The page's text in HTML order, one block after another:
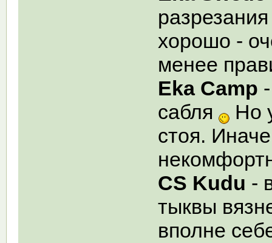
хорошо -
менее
Eka Camp
сабля
Но
стоя.
CS Kudu -
тыквы
вполне